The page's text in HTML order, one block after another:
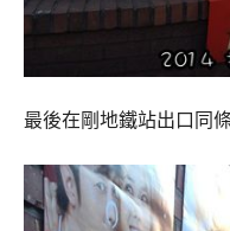
最後在剛地鐵站出口同